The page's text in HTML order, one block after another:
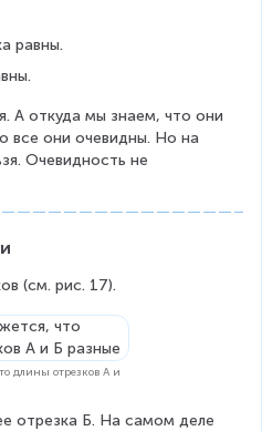
равны.
А откуда мы знаем, что они
все они очевидны. Но на
Очевидность не
(см. рис. 17).
длины отрезков A и
отрезка Б. На самом деле